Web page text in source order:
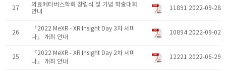
27
의료메타버스학회 창립식 및 기념 학술대회
안내
11891 2022-09-28
26
​『2022 MeXR - XR Insight Day 3차 세미
나』 개최 안내
10894 2022-09-02
25
『2022 MeXR - XR Insight Day 2차 세미
나』 개최 안내
12221 2022-06-29